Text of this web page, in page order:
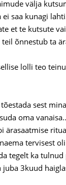
välja
saa kunagi
et te kutsute
õnnestub ta
lolli teo
sest
oma
ärasaatmise
tervisest
tegelt ka tulnud
3kuud